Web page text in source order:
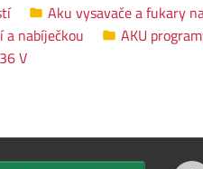
Aku vysavače a fukary
nabíječkou
AKU
V